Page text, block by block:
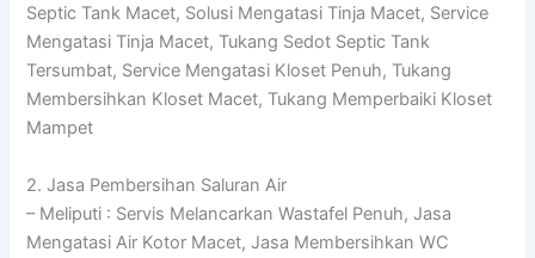
Septic Tank Macet, Solusi Mengatasi Tinja Macet, Service
Mengatasi Tinja Macet, Tukang Sedot Septic Tank
Tersumbat, Service Mengatasi Kloset Penuh, Tukang
Membersihkan Kloset Macet, Tukang Memperbaiki Kloset
Mampet
2. Jasa Pembersihan Saluran Air
– Meliputi : Servis Melancarkan Wastafel Penuh, Jasa
Mengatasi Air Kotor Macet, Jasa Membersihkan WC